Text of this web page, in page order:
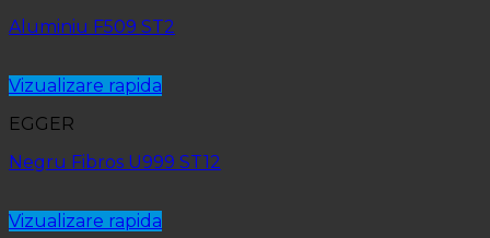
Aluminiu F509 ST2
Vizualizare rapida
EGGER
Negru Fibros U999 ST12
Vizualizare rapida